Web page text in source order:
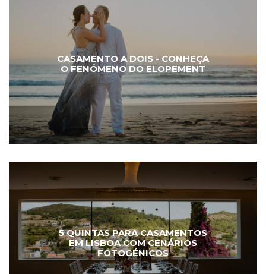
CASAMENTO A DOIS - CONHEÇA
O FENÓMENO DO ELOPEMENT
5 QUINTAS PARA CASAMENTOS
EM LISBOA COM CENÁRIOS
FOTOGÉNICOS